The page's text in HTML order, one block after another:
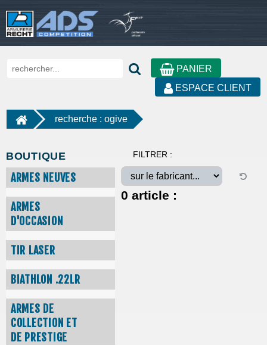
PANIER
ESPACE CLIENT
recherche : ogive
BOUTIQUE
ARMES NEUVES
ARMES
D'OCCASION
TIR LASER
BIATHLON .22LR
ARMES DE
COLLECTION ET
DE PRESTIGE
FILTRER :
0 article :